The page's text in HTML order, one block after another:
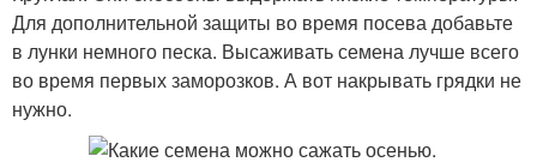
Для дополнительной защиты во время посева добавьте
в лунки немного песка. Высаживать семена лучше всего
во время первых заморозков. А вот накрывать грядки не
нужно.